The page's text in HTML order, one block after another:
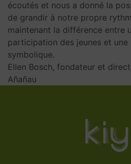
écoutés et nous a donné la
de grandir à notre propre
maintenant la différence entre
participation des jeunes et
symbolique.
Ellen Bosch, fondateur et
Añañau